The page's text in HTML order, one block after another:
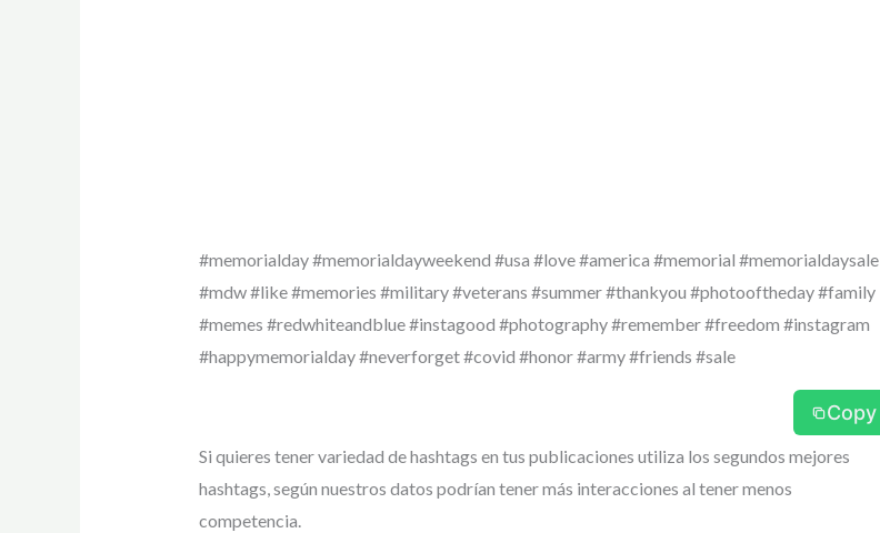
#memorialday #memorialdayweekend #usa #love #america #memorial #memorialdaysale
#mdw #like #memories #military #veterans #summer #thankyou #photooftheday #family
#memes #redwhiteandblue #instagood #photography #remember #freedom #instagram
#happymemorialday #neverforget #covid #honor #army #friends #sale
Copy
Si quieres tener variedad de hashtags en tus publicaciones utiliza los segundos mejores
hashtags, según nuestros datos podrían tener más interacciones al tener menos
competencia.